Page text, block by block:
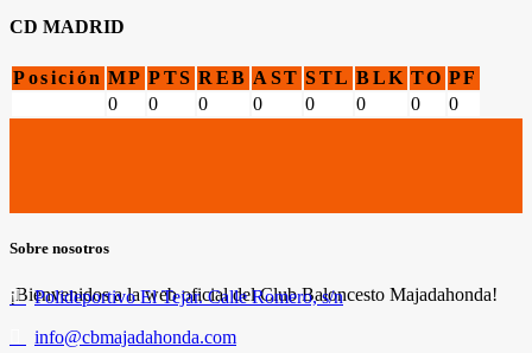
CD MADRID
Posición MP PTS REB AST STL BLK TO PF
0
0 0 0 0 0 0 0
Sobre nosotros
¡Bienvenidos a la web oficial del Club Baloncesto Majadahonda!
Polideportivo El Tejar. Calle Romero, s/n
info@cbmajadahonda.com